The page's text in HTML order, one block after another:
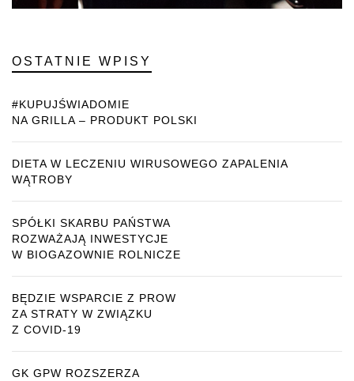
OSTATNIE WPISY
#KUPUJŚWIADOMIE
NA GRILLA – PRODUKT POLSKI
DIETA W LECZENIU WIRUSOWEGO ZAPALENIA
WĄTROBY
SPÓŁKI SKARBU PAŃSTWA
ROZWAŻAJĄ INWESTYCJE
W BIOGAZOWNIE ROLNICZE
BĘDZIE WSPARCIE Z PROW
ZA STRATY W ZWIĄZKU
Z COVID-19
GK GPW ROZSZERZA